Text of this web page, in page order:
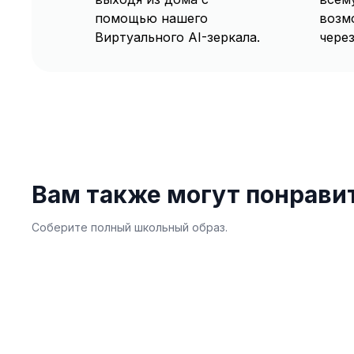
помощью нашего
Виртуального AI-зеркала.
Вам также могут
Соберите полный школьный образ.